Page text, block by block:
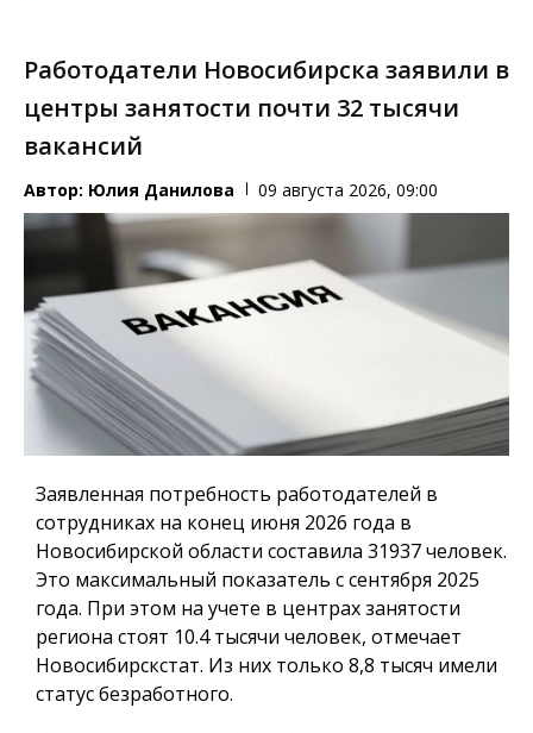
Работодатели Новосибирска заявили в
центры занятости почти 32 тысячи
вакансий
Автор: Юлия Данилова 09 августа 2026, 09:00
Заявленная потребность работодателей в
сотрудниках на конец июня 2026 года в
Новосибирской области составила 31937 человек.
Это максимальный показатель с сентября 2025
года. При этом на учете в центрах занятости
региона стоят 10.4 тысячи человек, отмечает
Новосибирскстат. Из них только 8,8 тысяч имели
статус безработного.